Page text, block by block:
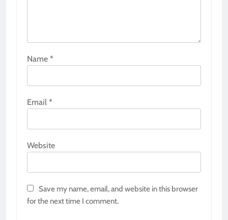
Name *
Email *
Website
Save my name, email, and website in this browser
for the next time I comment.